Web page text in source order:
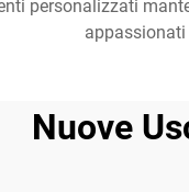
personalizzati
Nuove